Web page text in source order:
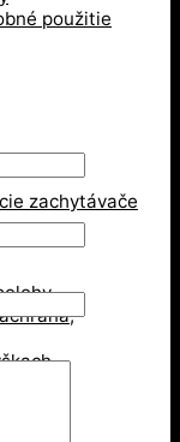
použitie
zachytávače